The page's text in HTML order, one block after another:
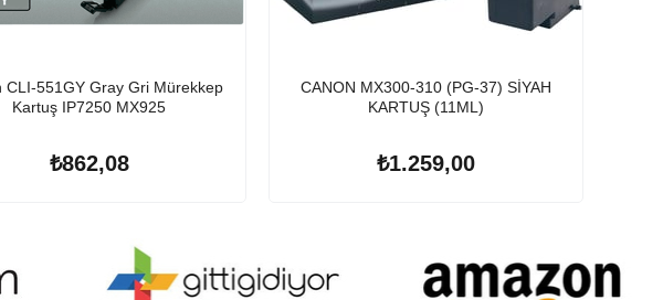
CLI-551GY Gray Gri Mürekkep
Kartuş IP7250 MX925
₺862,08
CANON MX300-310 (PG-37) SİYAH
KARTUŞ (11ML)
₺1.259,00